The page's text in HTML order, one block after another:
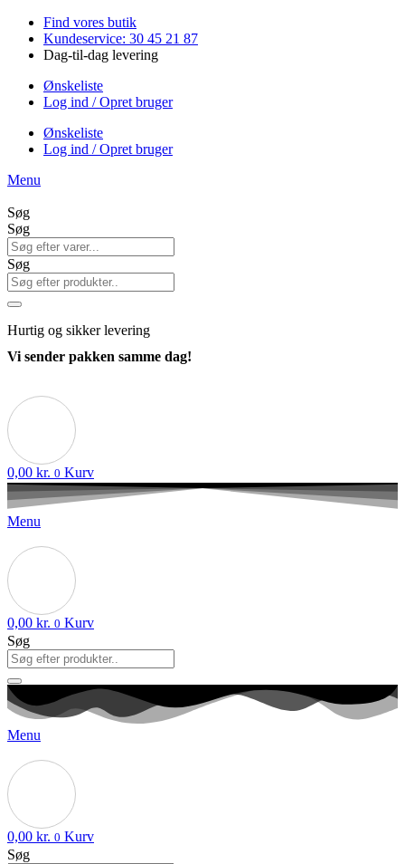
Videre
indhold
Find vores butik
Kundeservice: 30 45 21 87
Dag-til-dag levering
Ønskeliste
Log ind / Opret bruger
Ønskeliste
Log ind / Opret bruger
Menu
Søg
Søg
Søg
Hurtig og sikker levering
Vi sender pakken samme dag!
0,00 kr. 0 Kurv
Menu
0,00 kr. 0 Kurv
Søg
Menu
0,00 kr. 0 Kurv
Søg